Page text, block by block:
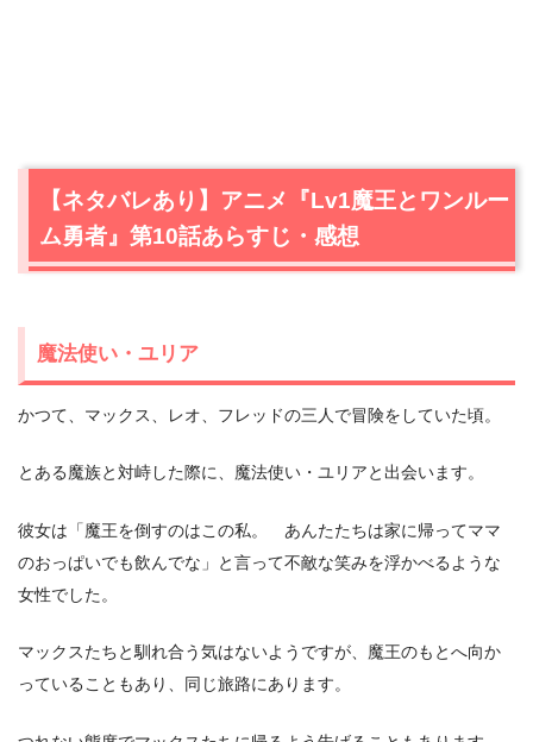
【ネタバレあり】アニメ『Lv1魔王とワンルー
ム勇者』第10話あらすじ・感想
魔法使い・ユリア
かつて、マックス、レオ、フレッドの三人で冒険をしていた頃。
とある魔族と対峙した際に、魔法使い・ユリアと出会います。
彼女は「魔王を倒すのはこの私。 あんたたちは家に帰ってママ
のおっぱいでも飲んでな」と言って不敵な笑みを浮かべるような
女性でした。
マックスたちと馴れ合う気はないようですが、魔王のもとへ向か
っていることもあり、同じ旅路にあります。